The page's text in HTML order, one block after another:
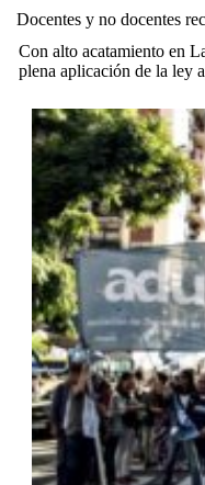
Docentes y no docentes
Con alto acatamiento en
plena aplicación de la ley